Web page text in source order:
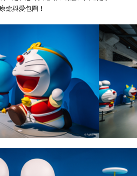
癒與愛包圍！